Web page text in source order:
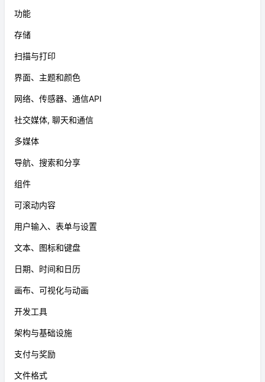
功能
存储
扫描与打印
界面、主题和颜色
网络、传感器、通信API
社交媒体, 聊天和通信
多媒体
导航、搜索和分享
组件
可滚动内容
用户输入、表单与设置
文本、图标和键盘
日期、时间和日历
画布、可视化与动画
开发工具
架构与基础设施
支付与奖励
文件格式